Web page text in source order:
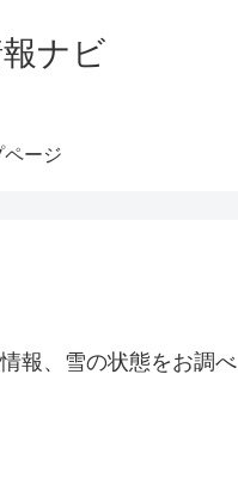
ナビ
ページ
報、雪の状態をお調べ